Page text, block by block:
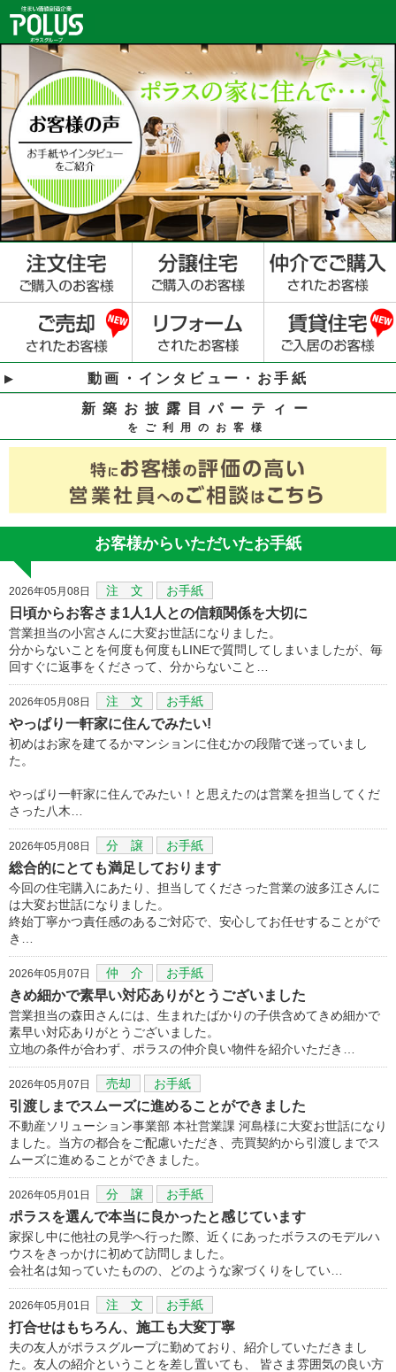
動画・インタビュー・お手紙
新築お披露目パーティー
をご利用のお客様
お客様からいただいたお手紙
2026年05月08日 注 文 お手紙
日頃からお客さま1人1人との信頼関係を大切に
営業担当の小宮さんに大変お世話になりました。
分からないことを何度も何度もLINEで質問してしまいましたが、毎
回すぐに返事をくださって、分からないこと…
2026年05月08日 注 文 お手紙
やっぱり一軒家に住んでみたい!
初めはお家を建てるかマンションに住むかの段階で迷っていまし
た。
やっぱり一軒家に住んでみたい！と思えたのは営業を担当してくだ
さった八木…
2026年05月08日 分 譲 お手紙
総合的にとても満足しております
今回の住宅購入にあたり、担当してくださった営業の波多江さんに
は大変お世話になりました。
終始丁寧かつ責任感のあるご対応で、安心してお任せすることがで
き…
2026年05月07日 仲 介 お手紙
きめ細かで素早い対応ありがとうございました
営業担当の森田さんには、生まれたばかりの子供含めてきめ細かで
素早い対応ありがとうございました。
立地の条件が合わず、ポラスの仲介良い物件を紹介いただき…
2026年05月07日 売却 お手紙
引渡しまでスムーズに進めることができました
不動産ソリューション事業部 本社営業課 河島様に大変お世話になり
ました。当方の都合をご配慮いただき、売買契約から引渡しまでス
ムーズに進めることができました。
2026年05月01日 分 譲 お手紙
ポラスを選んで本当に良かったと感じています
家探し中に他社の見学へ行った際、近くにあったボラスのモデルハ
ウスをきっかけに初めて訪問しました。
会社名は知っていたものの、どのような家づくりをしてい…
2026年05月01日 注 文 お手紙
打合せはもちろん、施工も大変丁寧
夫の友人がポラスグループに勤めており、紹介していただきまし
た。友人の紹介ということを差し置いても、 皆さま雰囲気の良い方